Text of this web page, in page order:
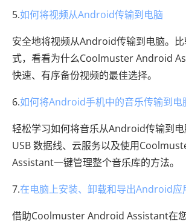
5.如何将视频从Android传输到电脑
安全地将视频从Android传输到电脑。
式，看看为什么Coolmuster Android
快速、有序备份视频的最佳选择。
6.如何将Android手机中的音乐传输到电
轻松学习如何将音乐从Android传输到
USB 数据线、云服务以及使用
Assistant一键管理整个音乐库的方法。
7.在电脑上安装、卸载和导出Android应
借助Coolmuster Android Assistant在